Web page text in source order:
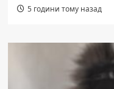
5 години тому назад